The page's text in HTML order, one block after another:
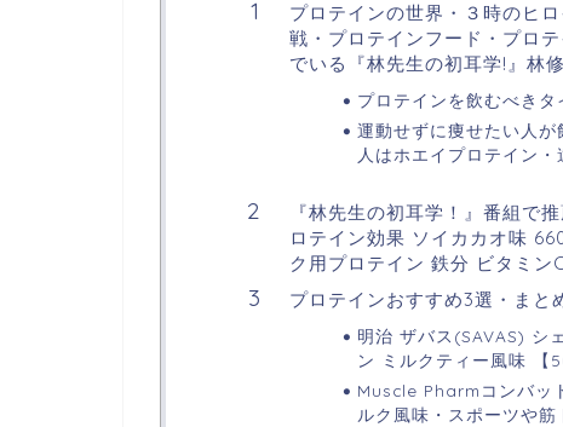
プロテインの世界・３時のヒ
戦・プロテインフード・プロ
でいる『林先生の初耳学!』林
プロテインを飲むべき
運動せずに痩せたい人
人はホエイプロテイン・
『林先生の初耳学！』番組で
ロテイン効果 ソイカカオ味
ク用プロテイン 鉄分 ビタミン
プロテインおすすめ3選・まと
明治 ザバス(SAVAS) シ
ン ミルクティー風味 【
Muscle Pharmコンバッ
ルク風味・スポーツや筋